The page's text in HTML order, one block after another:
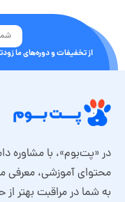
از تخفیفات و دوره‌های ما
در «پت‌بوم»، با مشاوره
محتوای آموزشی، معرفی
به شما در مراقبت بهتر